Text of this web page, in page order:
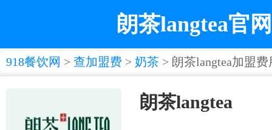
朗茶langtea官网
918餐饮网 > 查加盟费 > 奶茶 > 朗茶langtea加盟费
朗茶langtea